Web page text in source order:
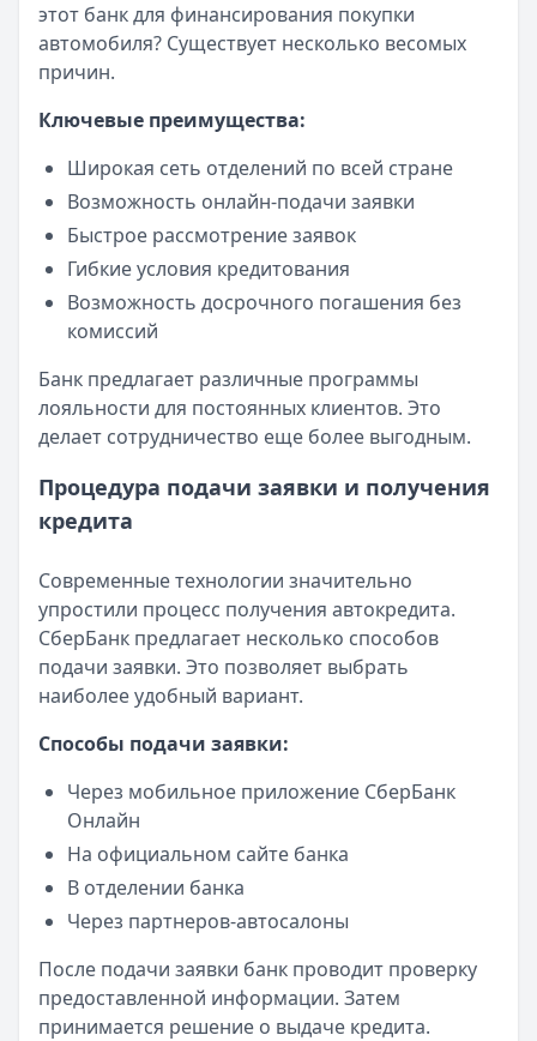
этот банк для финансирования покупки
автомобиля? Существует несколько весомых
причин.
Ключевые преимущества:
Широкая сеть отделений по всей стране
Возможность онлайн-подачи заявки
Быстрое рассмотрение заявок
Гибкие условия кредитования
Возможность досрочного погашения без
комиссий
Банк предлагает различные программы
лояльности для постоянных клиентов. Это
делает сотрудничество еще более выгодным.
Процедура подачи заявки и получения
кредита
Современные технологии значительно
упростили процесс получения автокредита.
СберБанк предлагает несколько способов
подачи заявки. Это позволяет выбрать
наиболее удобный вариант.
Способы подачи заявки:
Через мобильное приложение СберБанк
Онлайн
На официальном сайте банка
В отделении банка
Через партнеров-автосалоны
После подачи заявки банк проводит проверку
предоставленной информации. Затем
принимается решение о выдаче кредита.